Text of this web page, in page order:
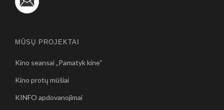
MŪSŲ PROJEKTAI
Kino seansai „Pamatyk kine“
Kino protų mūšiai
KINFO apdovanojimai